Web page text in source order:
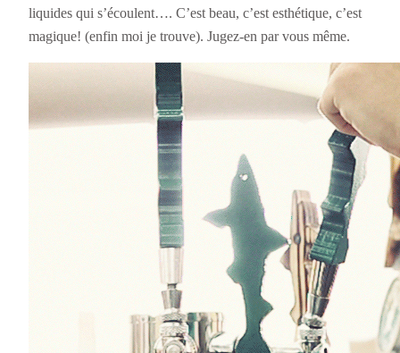
liquides qui s’écoulent…. C’est beau, c’est esthétique, c’est
magique! (enfin moi je trouve). Jugez-en par vous même.